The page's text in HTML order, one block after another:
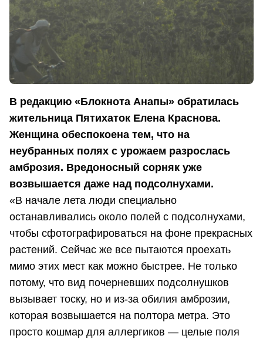
В редакцию «Блокнота Анапы» обратилась
жительница Пятихаток Елена Краснова.
Женщина обеспокоена тем, что на
неубранных полях с урожаем разрослась
амброзия. Вредоносный сорняк уже
возвышается даже над подсолнухами.
«В начале лета люди специально
останавливались около полей с подсолнухами,
чтобы сфотографироваться на фоне прекрасных
растений. Сейчас же все пытаются проехать
мимо этих мест как можно быстрее. Не только
потому, что вид почерневших подсолнушков
вызывает тоску, но и из-за обилия амброзии,
которая возвышается на полтора метра. Это
просто кошмар для аллергиков — целые поля